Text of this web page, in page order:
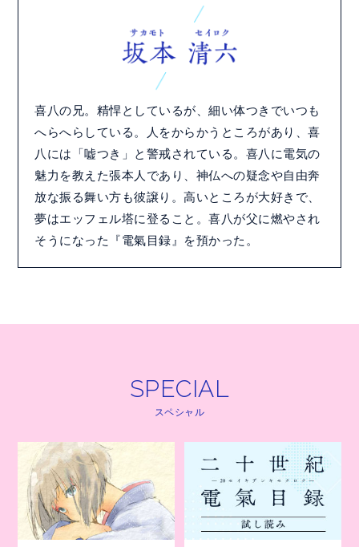
喜八の兄。精悍としているが、細い体つきでいつも
へらへらしている。人をからかうところがあり、喜
八には「嘘つき」と警戒されている。喜八に電気の
魅力を教えた張本人であり、神仏への疑念や自由奔
放な振る舞い方も彼譲り。高いところが大好きで、
夢はエッフェル塔に登ること。喜八が父に燃やされ
そうになった『電氣目録』を預かった。
SPECIAL
SPECIAL
スペシャル